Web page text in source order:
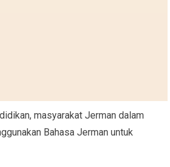
masyarakat Jerman dalam
Bahasa Jerman untuk